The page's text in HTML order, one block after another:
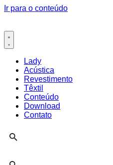
Ir para o conteúdo
Lady
Acústica
Revestimento
Têxtil
Conteúdo
Download
Contato